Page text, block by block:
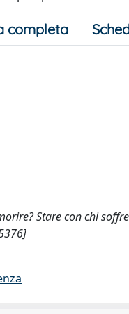
completa
Stare con chi